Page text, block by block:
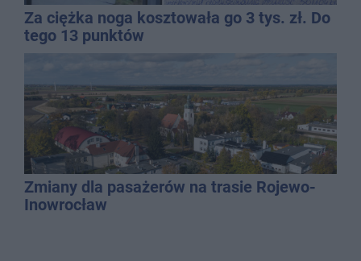
Za ciężka noga kosztowała go 3 tys. zł. Do
tego 13 punktów
Zmiany dla pasażerów na trasie Rojewo-
Inowrocław